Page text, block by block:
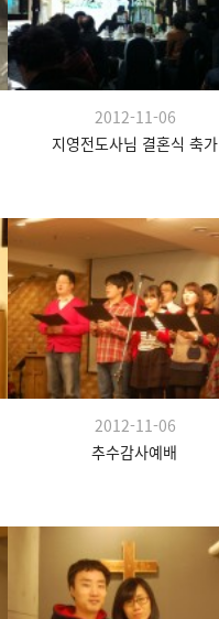
2012-11-06
지영전도사님 결혼식 축가
2012-11-06
추수감사예배